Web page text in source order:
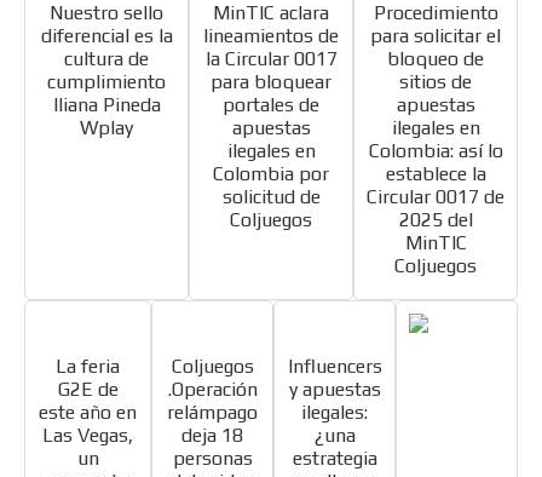
Nuestro sello
diferencial es la
cultura de
cumplimiento
Iliana Pineda
Wplay
MinTIC aclara
lineamientos de
la Circular 0017
para bloquear
portales de
apuestas
ilegales en
Colombia por
solicitud de
Coljuegos
Procedimiento
para solicitar el
bloqueo de
sitios de
apuestas
ilegales en
Colombia: así lo
establece la
Circular 0017 de
2025 del
MinTIC
Coljuegos
La feria
G2E de
este año en
Las Vegas,
un
Coljuegos
.Operación
relámpago
deja 18
personas
Influencers
y apuestas
ilegales:
¿una
estrategia